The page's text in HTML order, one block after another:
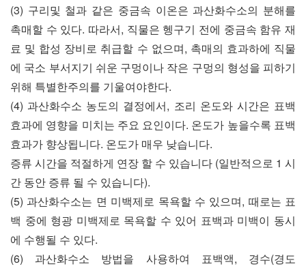
(3) 구리및 철과 같은 중금속 이온은 과산화수소의 분해를
촉매할 수 있다. 따라서, 직물은 헹구기 전에 중금속 함유 재
료 및 합성 장비로 취급할 수 없으며, 촉매의 효과하에 직물
에 국소 부서지기 쉬운 구멍이나 작은 구멍의 형성을 피하기
위해 특별한주의를 기울여야한다.
(4) 과산화수소 농도의 결정에서, 조리 온도와 시간은 표백
효과에 영향을 미치는 주요 요인이다. 온도가 높을수록 표백
효과가 향상됩니다. 온도가 매우 낮습니다.
증류 시간을 적절하게 연장 할 수 있습니다 (일반적으로 1 시
간 동안 증류 될 수 있습니다).
(5) 과산화수소는 면 미백제로 목욕할 수 있으며, 때로는 표
백 중에 형광 미백제로 목욕할 수 있어 표백과 미백이 동시
에 수행될 수 있다.
(6) 과산화수소 방법을 사용하여 표백액, 경수(경도